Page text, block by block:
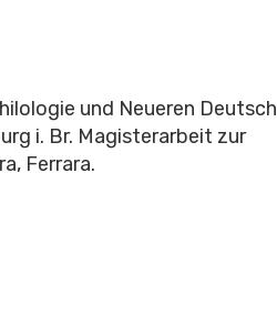
und Neueren
i. Br. Magisterarbeit zur
Ferrara.